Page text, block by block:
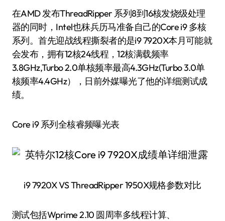
在AMD 发布ThreadRipper 系列8到16核发烧级处理
器的同时，Intel也秣兵历马准备自己的Core i9 多核
系列。首先迎战线程撕裂者的是i9 7920X本月可能就
会发布，拥有12核24线程，12核满载频率
3.8GHz,Turbo 2.0单核频率最高4.3GHz(Turbo 3.0单
核频率4.4GHz），日前外媒曝光了他的详细测试成
绩。
Core i9 系列全核睿频曝光表
i9 7920X VS ThreadRipper 1950X规格参数对比
测试包括Wprime 2.10 圆周率多线程计算、